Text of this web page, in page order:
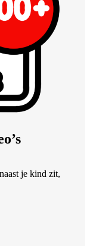
je kind zit,